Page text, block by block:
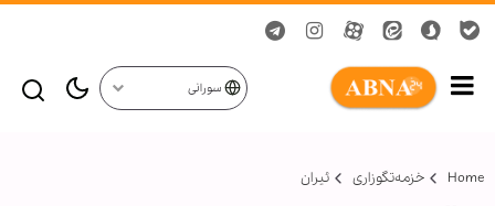
سورانی
Home خزمەتگوزاری ئیران